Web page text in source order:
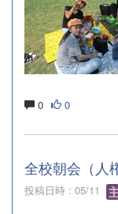
0 0
全校朝会（人
投稿日時 : 05/11